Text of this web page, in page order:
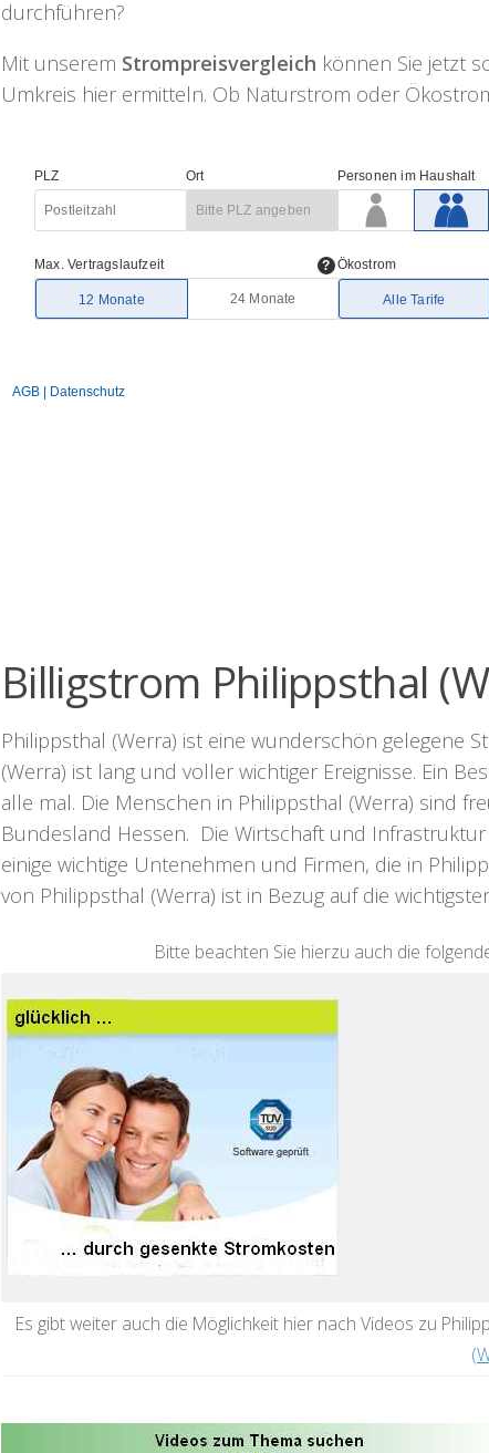
durchführen?
Mit unserem Strompreisvergleich können Sie jetzt
Umkreis hier ermitteln. Ob Naturstrom oder
Billigstrom Philippsthal
Philippsthal (Werra) ist eine wunderschön gelegene
(Werra) ist lang und voller wichtiger Ereignisse. Ein
alle mal. Die Menschen in Philippsthal (Werra) sind
Bundesland Hessen. Die Wirtschaft und
einige wichtige Untenehmen und Firmen, die in
von Philippsthal (Werra) ist in Bezug auf die
Bitte beachten Sie hierzu auch die
Es gibt weiter auch die Möglichkeit hier nach Videos zu